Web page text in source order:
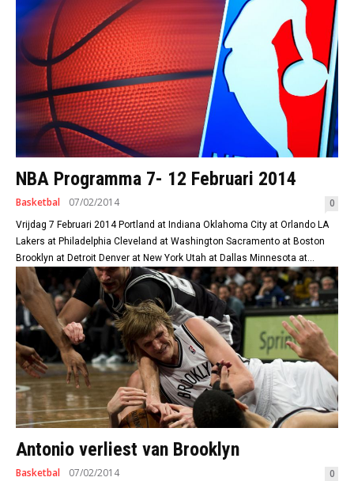
NBA Programma 7- 12 Februari 2014
Basketbal 07/02/2014 0
Vrijdag 7 Februari 2014 Portland at Indiana Oklahoma City at Orlando LA
Lakers at Philadelphia Cleveland at Washington Sacramento at Boston
Brooklyn at Detroit Denver at New York Utah at Dallas Minnesota at...
Antonio verliest van Brooklyn
Basketbal 07/02/2014 0